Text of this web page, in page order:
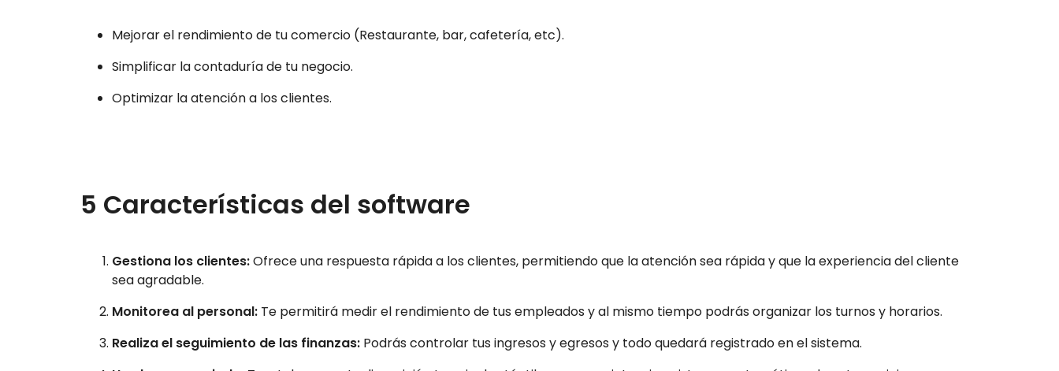
Mejorar el rendimiento de tu comercio (Restaurante, bar, cafetería, etc).
Simplificar la contaduría de tu negocio.
Optimizar la atención a los clientes.
5 Características del software
Gestiona los clientes:Ofrece una respuesta rápida a los clientes, permitiendo que la atención sea rápida y que la experiencia del cliente
sea agradable.
Monitorea al personal: Te permitirá medir el rendimiento de tus empleados y al mismo tiempo podrás organizar los turnos y horarios.
Realiza el seguimiento de las finanzas: Podrás controlar tus ingresos y egresos y todo quedará registrado en el sistema.